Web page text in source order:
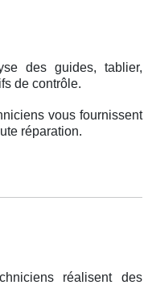
des guides, tablier,
de contrôle.
vous fournissent
réparation.
réalisent des